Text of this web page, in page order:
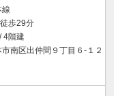
線
歩29分
4階建
南区出仲間９丁目６-１２